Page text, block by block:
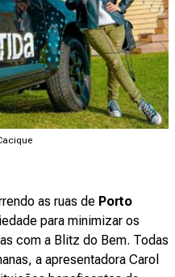
as ruas de Porto
para minimizar os
com a Blitz do Bem. Todas
a apresentadora Carol